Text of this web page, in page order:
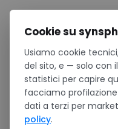
Salta al contenuto
Home / Confronti
Azure App Service vs
software custom PMI
GUIDA ACQUISTO
Cookie su
Usiamo cookie
del sito, e — solo con
statistici per capire
facciamo
dati a terzi per
policy.